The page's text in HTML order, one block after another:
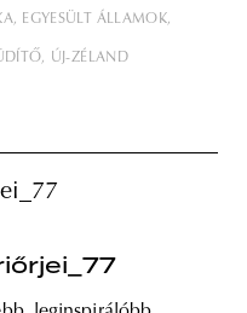
EGYESÜLT ÁLLAMOK
ÚJ-ZÉLAND